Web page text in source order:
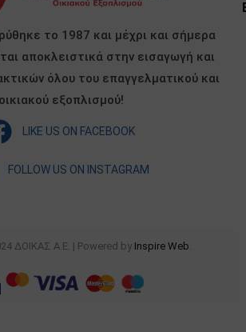
το 1987 και μέχρι και σήμερα
αποκλειστικά στην εισαγωγή και
όλου του επαγγελματικού και
οικιακού εξοπλισμού!
LIKE US ON FACEBOOK
FOLLOW US ON INSTAGRAM
ΔΟΙΚΑΣ Α.Ε. | Powered by Inspire Web.